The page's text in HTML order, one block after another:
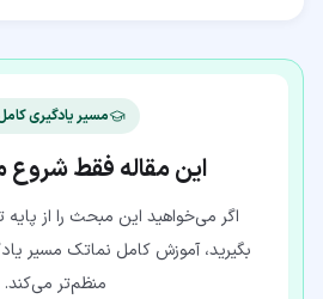
مسیر یادگیری
این مقاله فقط
اگر می‌خواهید این مبحث را از پایه
بگیرید، آموزش کامل نماتک مسیر
منظم‌تر می‌کند.